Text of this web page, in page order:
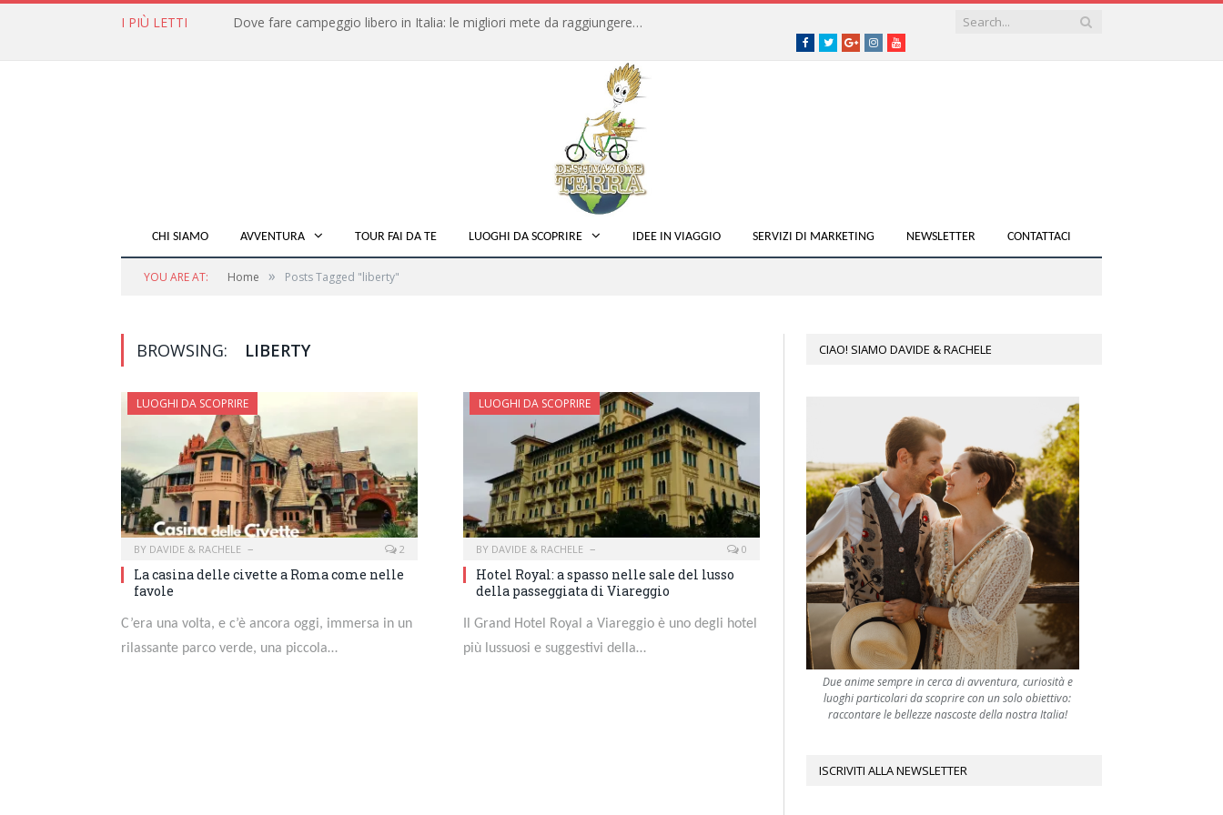
I PIÙ LETTI Dove fare campeggio libero in Italia: le migliori mete da raggiungere in traghetto
Facebook
TwitterGoogle+instagramyoutube
CHI SIAMO AVVENTURA TOUR FAI DA TE LUOGHI DA SCOPRIRE IDEE IN VIAGGIO SERVIZI DI MARKETING NEWSLETTER CONTATTACI
YOU ARE AT: Home » Posts Tagged "liberty"
BROWSING: LIBERTY
LUOGHI DA SCOPRIRE
BY DAVIDE & RACHELE 2
La casina delle civette a Roma come nelle
favole
C’era una volta, e c’è ancora oggi, immersa in un
rilassante parco verde, una piccola…
LUOGHI DA SCOPRIRE
BY DAVIDE & RACHELE 0
Hotel Royal: a spasso nelle sale del lusso
della passeggiata di Viareggio
Il Grand Hotel Royal a Viareggio è uno degli hotel
più lussuosi e suggestivi della…
CIAO! SIAMO DAVIDE & RACHELE
Due anime sempre in cerca di avventura, curiosità e
luoghi particolari da scoprire con un solo obiettivo:
raccontare le bellezze nascoste della nostra Italia!
ISCRIVITI ALLA NEWSLETTER